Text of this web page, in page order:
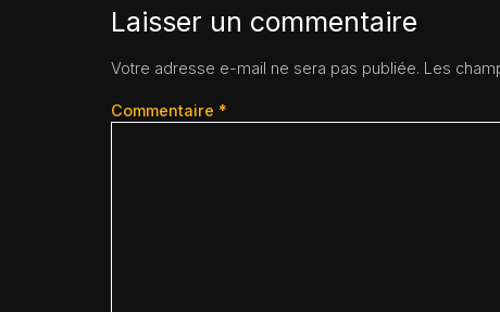
Laisser un commentaire
Votre adresse e-mail ne sera pas publiée. Les
Commentaire *